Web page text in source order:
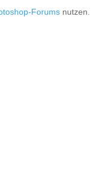
Forums nutzen.